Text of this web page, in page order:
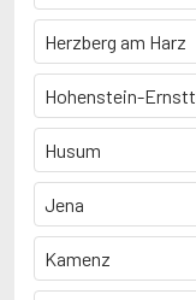
Herzberg am Harz
Hohenstein-
Husum
Jena
Kamenz